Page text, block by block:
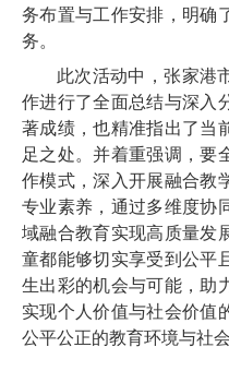
务布置与工作安排，明确
务。
此次活动中，张家港
作进行了全面总结与深入
著成绩，也精准指出了当
足之处。并着重强调，要
作模式，深入开展融合教
专业素养，通过多维度协
域融合教育实现高质量发
童都能够切实享受到公平
生出彩的机会与可能，助
实现个人价值与社会价值
公平公正的教育环境与社